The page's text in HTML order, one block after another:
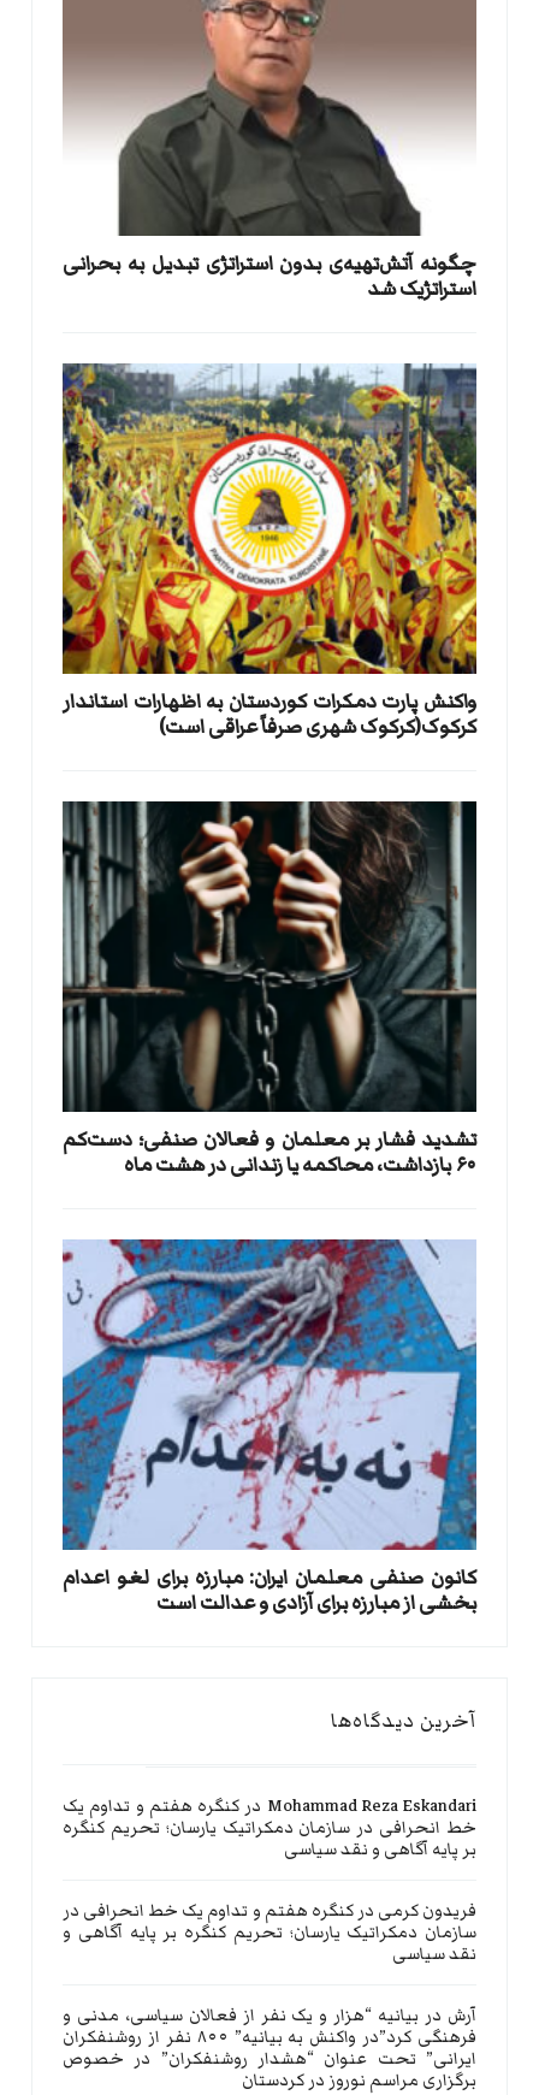
​چگونه آتش‌تهیه‌ی بدون استراتژی تبدیل به بحرانی
استراتژیک شد
واکنش پارت دمکرات کوردستان به اظهارات استاندار
کرکوک(کرکوک شهری صرفاً عراقی است)
تشدید فشار بر معلمان و فعالان صنفی؛ دست‌کم
۶۰ بازداشت، محاکمه یا زندانی در هشت ماه
کانون صنفی معلمان ایران: مبارزه برای لغو اعدام
بخشی از مبارزه برای آزادی و عدالت است
آخرین دیدگاه‌ها
Mohammad Reza Eskandari در کنگره هفتم و تداوم یک
خط انحرافی در سازمان دمکراتیک یارسان؛ تحریم کنگره
بر پایه آگاهی و نقد سیاسی
فریدون کرمی درکنگره هفتم و تداوم یک خط انحرافی در
سازمان دمکراتیک یارسان؛ تحریم کنگره بر پایه آگاهی و
نقد سیاسی
آرش در بیانیه “هزار و یک نفر از فعالان سیاسی، مدنی و
فرهنگی کرد”در واکنش به بیانیه” ۸۰۰ نفر از روشنفکران
ایرانی” تحت عنوان “هشدار روشنفکران” در خصوص
برگزاری مراسم نوروز در کردستان